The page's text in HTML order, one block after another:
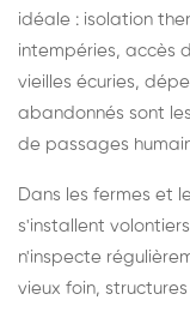
idéale : isolation
intempéries, accès
vieilles écuries,
abandonnés sont
de passages
Dans les fermes et
s'installent
n'inspecte
vieux foin,